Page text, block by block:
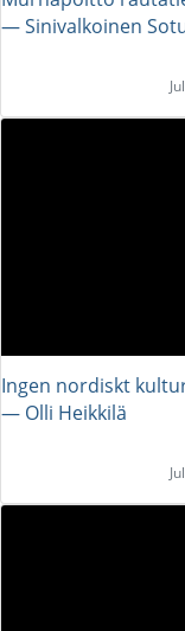
― Sinivalkoinen
Ingen nordiskt
― Olli Heikkilä